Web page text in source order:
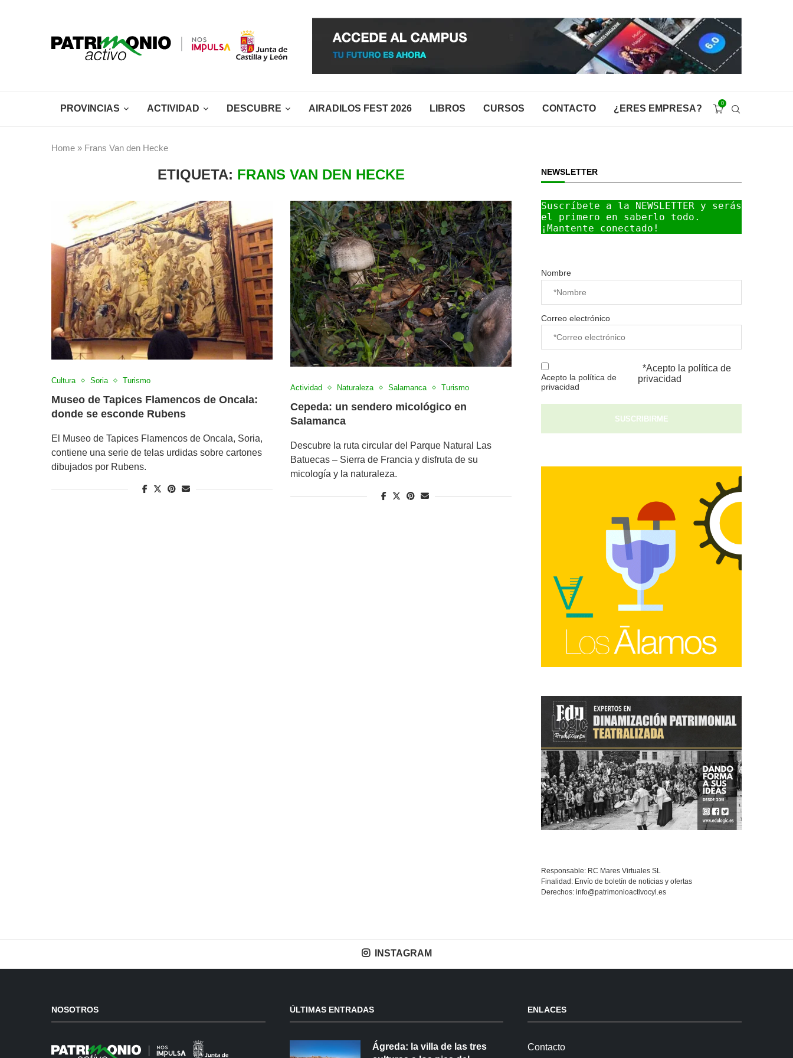
PROVINCIAS ACTIVIDAD DESCUBRE AIRADILOS FEST 2026 LIBROS CURSOS CONTACTO ¿ERES EMPRESA? 0
Home » Frans Van den Hecke
ETIQUETA: FRANS VAN DEN HECKE
Cultura Soria Turismo
Museo de Tapices Flamencos de Oncala:
donde se esconde Rubens
El Museo de Tapices Flamencos de Oncala, Soria,
contiene una serie de telas urdidas sobre cartones
dibujados por Rubens.
Actividad Naturaleza Salamanca Turismo
Cepeda: un sendero micológico en
Salamanca
Descubre la ruta circular del Parque Natural Las
Batuecas – Sierra de Francia y disfruta de su
micología y la naturaleza.
NEWSLETTER
Suscríbete a la NEWSLETTER y serás
el primero en saberlo todo.
¡Mantente conectado!
Nombre
Correo electrónico
Acepto la política de
privacidad
*Acepto la política de
privacidad
Responsable: RC Mares Virtuales SL
Finalidad: Envío de boletín de noticias y ofertas
Derechos: info@patrimonioactivocyl.es
INSTAGRAM
NOSOTROS ÚLTIMAS ENTRADAS
Ágreda: la villa de las tres
ENLACES
Contacto